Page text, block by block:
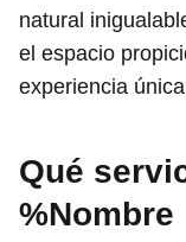
natural
el espacio
experiencia
Qué
%Nombre